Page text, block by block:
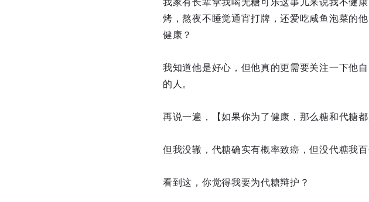
我家有长辈拿我喝无糖可乐这事儿来说我不健
烤，熬夜不睡觉通宵打牌，还爱吃咸鱼泡菜的
健康？
我知道他是好心，但他真的更需要关注一下他
的人。
再说一遍，【如果你为了健康，那么糖和代糖都
但我没辙，代糖确实有概率致癌，但没代糖我
看到这，你觉得我要为代糖辩护？